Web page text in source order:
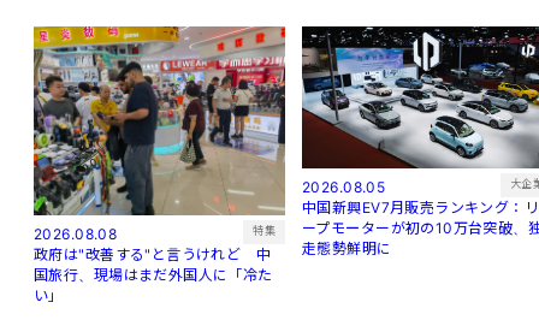
2026.08.08 特集
政府は"改善する"と言うけれど 中
国旅行、現場はまだ外国人に「冷た
い」
2026.08.05 大企
中国新興EV7月販売ランキング：リ
ープモーターが初の10万台突破、
走態勢鮮明に